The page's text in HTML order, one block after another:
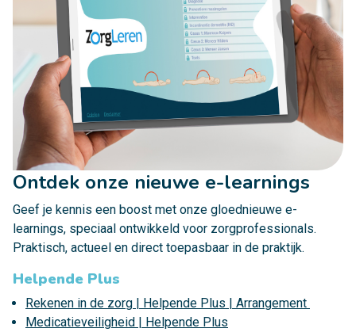
Ontdek onze nieuwe e-learnings
Geef je kennis een boost met onze gloednieuwe e-
learnings, speciaal ontwikkeld voor zorgprofessionals.
Praktisch, actueel en direct toepasbaar in de praktijk.
Helpende Plus
Rekenen in de zorg | Helpende Plus | Arrangement
Medicatieveiligheid | Helpende Plus